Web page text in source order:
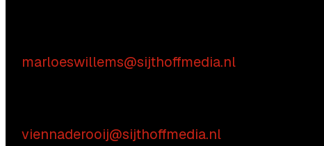
marloeswillems@sijthoffmedia.nl
viennaderooij@sijthoffmedia.nl